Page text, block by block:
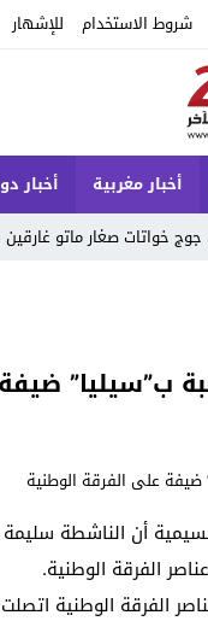
شروط الاستخدام للإشهار
أخبار مغربية أخبار
خواتات صغار ماتو غارقين
ب”سيليا”
من مصادر حسيمية أن
الفرقة الوطنية.
الحقيقة24 أن عناصر